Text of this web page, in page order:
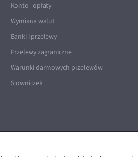
Konto i opłaty
Wymiana walut
Banki i przelewy
Przelewy zagraniczne
Warunki darmowych przelewów
Słowniczek